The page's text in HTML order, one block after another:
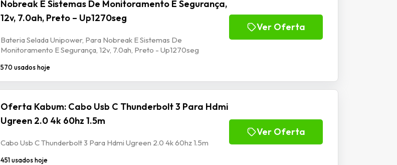
Nobreak E Sistemas De Monitoramento E Segurança,
12v, 7.0ah, Preto – Up1270seg
Bateria Selada Unipower, Para Nobreak E Sistemas De
Monitoramento E Segurança, 12v, 7.0ah, Preto - Up1270seg
570 usados hoje
Ver Oferta
Oferta Kabum: Cabo Usb C Thunderbolt 3 Para Hdmi
Ugreen 2.0 4k 60hz 1.5m
Cabo Usb C Thunderbolt 3 Para Hdmi Ugreen 2.0 4k 60hz 1.5m
451 usados hoje
Ver Oferta